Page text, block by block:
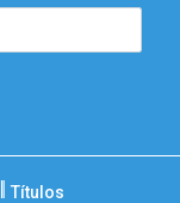
Títulos